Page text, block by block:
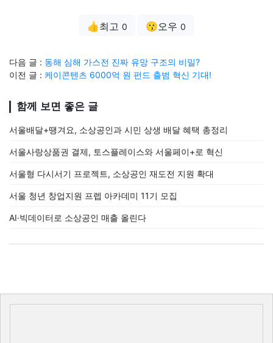
👍최고 0 😗오우 0
다음 글 : 동해 심해 가스전 진짜 유망 구조의 비밀?
이전 글 : 케이콘텐츠 6000억 원 펀드 출범 혁신 기대!
함께 보면 좋은 글
서울배달+땡겨요, 소상공인과 시민 상생 배달 혜택 총정리
서울사랑상품권 결제, 토스플레이스와 서울페이+로 혁신
서울형 다시서기 프로젝트, 소상공인 재도전 지원 확대
서울 청년 창업지원 프렙 아카데미 11기 모집
AI·빅데이터로 소상공인 매출 올린다